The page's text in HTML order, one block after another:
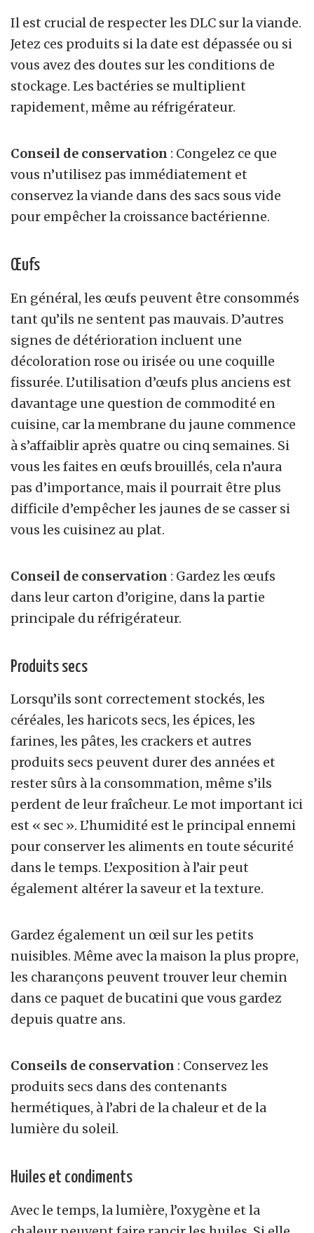
Il est crucial de respecter les DLC sur la viande.
Jetez ces produits si la date est dépassée ou si
vous avez des doutes sur les conditions de
stockage. Les bactéries se multiplient
rapidement, même au réfrigérateur.
Conseil de conservation : Congelez ce que
vous n’utilisez pas immédiatement et
conservez la viande dans des sacs sous vide
pour empêcher la croissance bactérienne.
Œufs
En général, les œufs peuvent être consommés
tant qu’ils ne sentent pas mauvais. D’autres
signes de détérioration incluent une
décoloration rose ou irisée ou une coquille
fissurée. L’utilisation d’œufs plus anciens est
davantage une question de commodité en
cuisine, car la membrane du jaune commence
à s’affaiblir après quatre ou cinq semaines. Si
vous les faites en œufs brouillés, cela n’aura
pas d’importance, mais il pourrait être plus
difficile d’empêcher les jaunes de se casser si
vous les cuisinez au plat.
Conseil de conservation : Gardez les œufs
dans leur carton d’origine, dans la partie
principale du réfrigérateur.
Produits secs
Lorsqu’ils sont correctement stockés, les
céréales, les haricots secs, les épices, les
farines, les pâtes, les crackers et autres
produits secs peuvent durer des années et
rester sûrs à la consommation, même s’ils
perdent de leur fraîcheur. Le mot important ici
est « sec ». L’humidité est le principal ennemi
pour conserver les aliments en toute sécurité
dans le temps. L’exposition à l’air peut
également altérer la saveur et la texture.
Gardez également un œil sur les petits
nuisibles. Même avec la maison la plus propre,
les charançons peuvent trouver leur chemin
dans ce paquet de bucatini que vous gardez
depuis quatre ans.
Conseils de conservation : Conservez les
produits secs dans des contenants
hermétiques, à l’abri de la chaleur et de la
lumière du soleil.
Huiles et condiments
Avec le temps, la lumière, l’oxygène et la